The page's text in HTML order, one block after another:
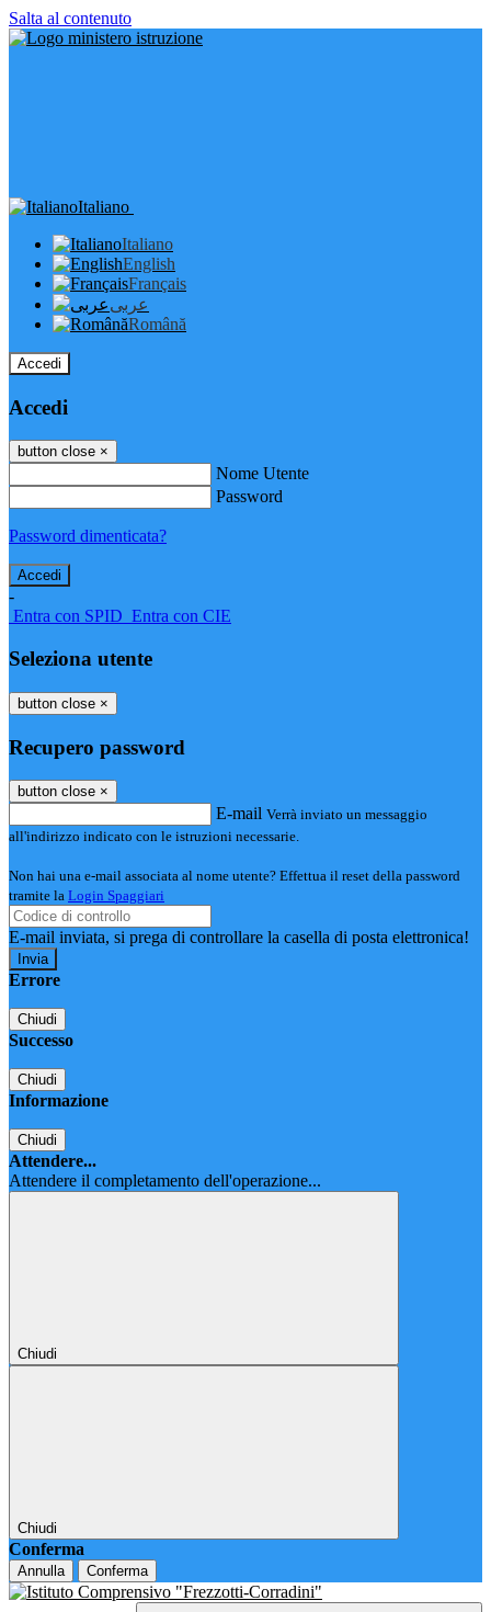
Salta al contenuto
Italiano
Italiano
English
Français
عربى
Română
Accedi
Accedi
button close ×
Nome Utente
Password
Password dimenticata?
-
Entra con SPID Entra con CIE
Seleziona utente
button close ×
Recupero password
button close ×
E-mail Verrà inviato un messaggio
all'indirizzo indicato con le istruzioni necessarie.
Non hai una e-mail associata al nome utente? Effettua il reset della password
tramite la Login Spaggiari
E-mail inviata, si prega di controllare la casella di posta elettronica!
Errore
Chiudi
Successo
Chiudi
Informazione
Chiudi
Attendere...
Attendere il completamento dell'operazione...
Chiudi
Chiudi
Conferma
Annulla Conferma